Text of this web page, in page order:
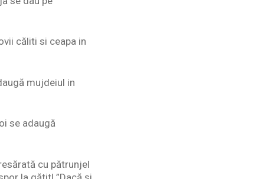
căliti si ceapa in
mujdeiul in
se adaugă
cu pătrunjel